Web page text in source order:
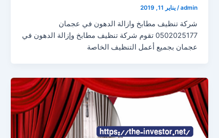
admin
/يناير 11, 2019
شركة تنظيف مطابخ وازالة الدهون في عجمان
0502025177 تقوم شركة تنظيف مطابخ وإزالة الدهون في
عجمان بجميع أعمل التنظيف الخاصة